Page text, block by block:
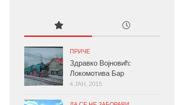
ПРИЧЕ
Здравко Војновић:
Локомотива Бар
4 ЈАН, 2015